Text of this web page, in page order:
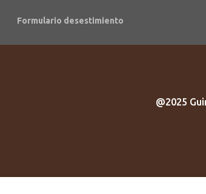
Formulario desestimiento
@2025